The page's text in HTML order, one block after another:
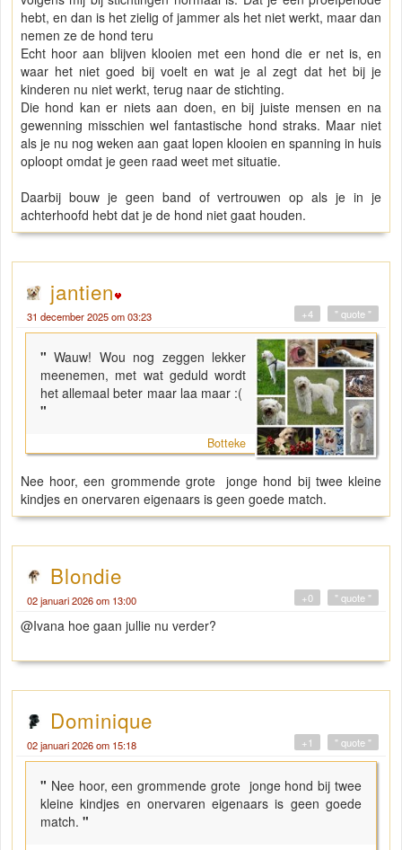
hebt, en dan is het zielig of jammer als het niet werkt, maar dan
nemen ze de hond teru
Echt hoor aan blijven klooien met een hond die er net is, en
waar het niet goed bij voelt en wat je al zegt dat het bij je
kinderen nu niet werkt, terug naar de stichting.
Die hond kan er niets aan doen, en bij juiste mensen en na
gewenning misschien wel fantastische hond straks. Maar niet
als je nu nog weken aan gaat lopen klooien en spanning in huis
oploopt omdat je geen raad weet met situatie.
Daarbij bouw je geen band of vertrouwen op als je in je
achterhoofd hebt dat je de hond niet gaat houden.
jantien
31 december 2025 om 03:23 " quote "
+4
"Wauw! Wou nog zeggen lekker
meenemen, met wat geduld wordt
het allemaal beter maar laa maar :(
"
Botteke
Nee hoor, een grommende grote jonge hond bij twee kleine
kindjes en onervaren eigenaars is geen goede match.
Blondie
02 januari 2026 om 13:00 " quote "
+0
@Ivana hoe gaan jullie nu verder?
Dominique
02 januari 2026 om 15:18 " quote "
+1
" Nee hoor, een grommende grote jonge hond bij twee
kleine kindjes en onervaren eigenaars is geen goede
match. "